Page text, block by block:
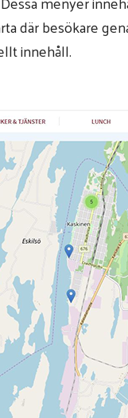
där besökare
innehåll.